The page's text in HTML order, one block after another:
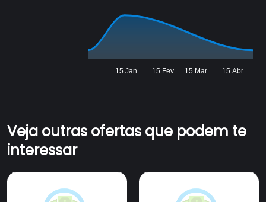
15 Jan 15 Fev 15 Mar 15 Abr
Veja outras ofertas que podem te
interessar